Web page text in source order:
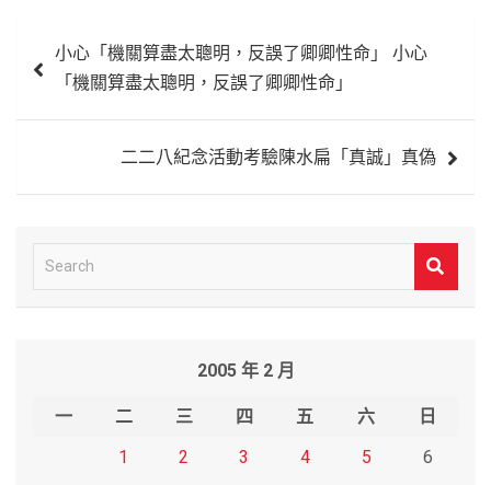
章 小心「機關算盡太聰明，反誤了卿卿性命」 小心
「機關算盡太聰明，反誤了卿卿性命」
二二八紀念活動考驗陳水扁「真誠」真偽
e
2005 年 2 月
一 二 三 四 五 六
日
1
2 3 4 5
6